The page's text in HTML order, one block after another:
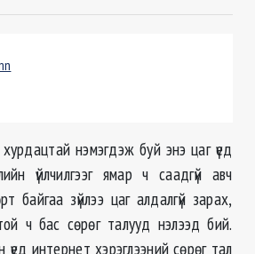
нэмэгдэж буй энэ цаг үед
үйлчилгээг ямар ч саадгүй авч
байгаа зүйлээ цаг алдалгүй зарах,
ч бас сөрөг талууд нэлээд бий.
үед интернет хэрэглээний сөрөг тал